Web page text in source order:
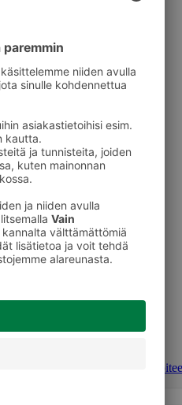
Peitevoiteet,